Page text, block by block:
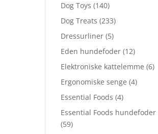
Dog Toys (140)
Dog Treats (233)
Dressurliner (5)
Eden hundefoder (12)
Elektroniske kattelemme (6)
Ergonomiske senge (4)
Essential Foods (4)
Essential Foods hundefoder
(59)